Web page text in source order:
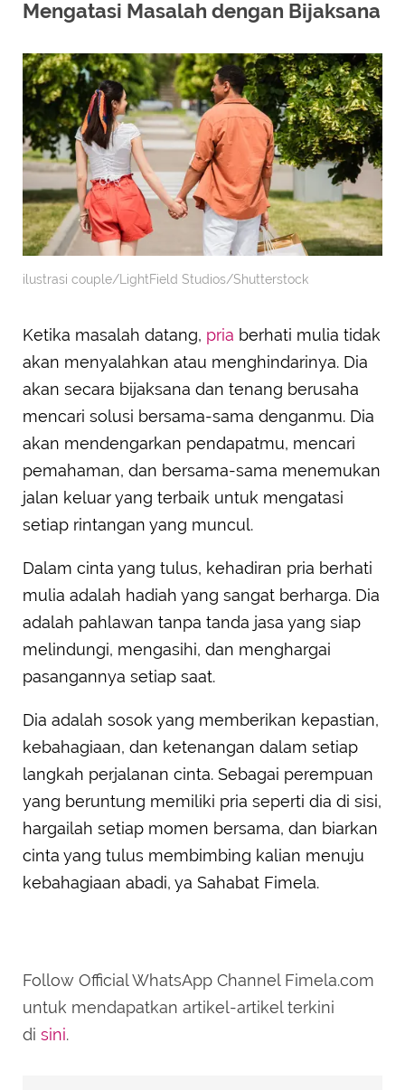
Mengatasi Masalah dengan Bijaksana
ilustrasi couple/LightField Studios/Shutterstock
Ketika masalah datang, pria berhati mulia tidak
akan menyalahkan atau menghindarinya. Dia
akan secara bijaksana dan tenang berusaha
mencari solusi bersama-sama denganmu. Dia
akan mendengarkan pendapatmu, mencari
pemahaman, dan bersama-sama menemukan
jalan keluar yang terbaik untuk mengatasi
setiap rintangan yang muncul.
Dalam cinta yang tulus, kehadiran pria berhati
mulia adalah hadiah yang sangat berharga. Dia
adalah pahlawan tanpa tanda jasa yang siap
melindungi, mengasihi, dan menghargai
pasangannya setiap saat.
Dia adalah sosok yang memberikan kepastian,
kebahagiaan, dan ketenangan dalam setiap
langkah perjalanan cinta. Sebagai perempuan
yang beruntung memiliki pria seperti dia di sisi,
hargailah setiap momen bersama, dan biarkan
cinta yang tulus membimbing kalian menuju
kebahagiaan abadi, ya Sahabat Fimela.
Follow Official WhatsApp Channel Fimela.com
untuk mendapatkan artikel-artikel terkini
di sini.